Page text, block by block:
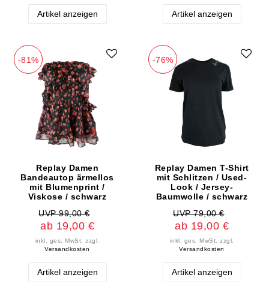
Artikel anzeigen Artikel anzeigen
-81%
Replay Damen
Bandeautop ärmellos
mit Blumenprint /
Viskose / schwarz
UVP 99,00 €
ab 19,00 €
inkl. ges. MwSt.
zzgl.
Versandkosten
Artikel anzeigen
-76%
Replay Damen T-Shirt
mit Schlitzen / Used-
Look / Jersey-
Baumwolle / schwarz
UVP 79,00 €
ab 19,00 €
inkl. ges. MwSt.
zzgl.
Versandkosten
Artikel anzeigen